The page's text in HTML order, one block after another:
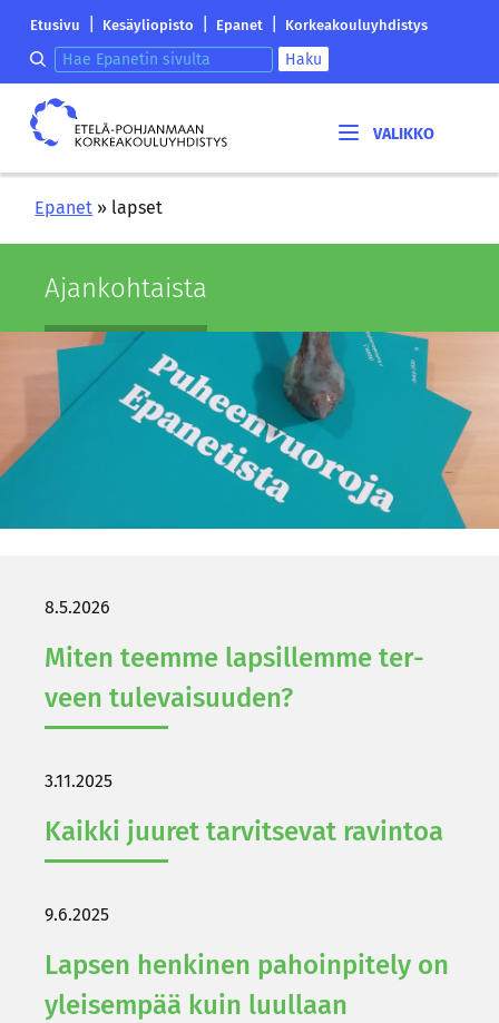
Etelä-
korkeakouluyhdistyksen
saapumissivu
Etusivu Kesäyliopisto Epanet Korkeakouluyhdistys
Hae epanetin sivulta Haku
Etelä-
Pohjanmaan
Epanet » lapset
Ajan­koh­tais­ta
8.5.2026
Miten teem­me lap­sil­lem­me ter­
veen tu­le­vai­suu­den?
3.11.2025
Kaik­ki juu­ret tar­vit­se­vat ra­vin­toa
9.6.2025
Lap­sen hen­ki­nen pa­hoin­pi­te­ly on
ylei­sem­pää kuin luul­laan